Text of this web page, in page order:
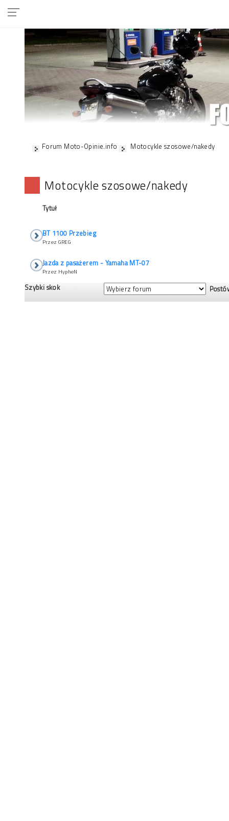
Forum Moto-Opinie.info Motocykle szosowe/nakedy
Motocykle szosowe/nakedy
Tytuł
BT 1100 Przebieg
Przez GREG
Jazda z pasażerem - Yamaha MT-07
Przez HypheN
Szybki skok